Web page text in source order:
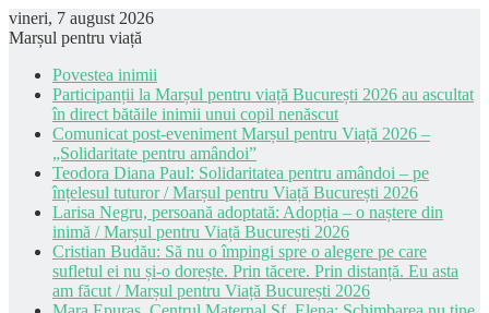
vineri, 7 august 2026
Marșul pentru viață
Povestea inimii
Participanții la Marșul pentru viață București 2026 au ascultat
în direct bătăile inimii unui copil nenăscut
Comunicat post-eveniment Marșul pentru Viață 2026 –
„Solidaritate pentru amândoi”
Teodora Diana Paul: Solidaritatea pentru amândoi – pe
înțelesul tuturor / Marșul pentru Viață București 2026
Larisa Negru, persoană adoptată: Adopția – o naștere din
inimă / Marșul pentru Viață București 2026
Cristian Budău: Să nu o împingi spre o alegere pe care
sufletul ei nu și-o dorește. Prin tăcere. Prin distanță. Eu asta
am făcut / Marșul pentru Viață București 2026